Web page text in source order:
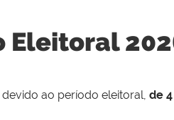
Eleitoral
ao período eleitoral, de